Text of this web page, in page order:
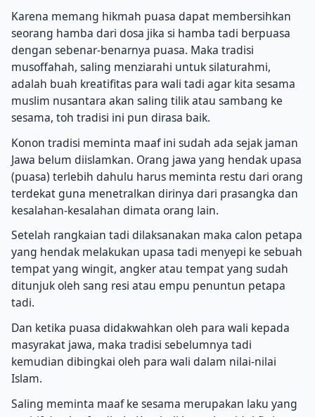
Karena memang hikmah puasa dapat membersihkan
seorang hamba dari dosa jika si hamba tadi berpuasa
dengan sebenar-benarnya puasa. Maka tradisi
musoffahah, saling menziarahi untuk silaturahmi,
adalah buah kreatifitas para wali tadi agar kita sesama
muslim nusantara akan saling tilik atau sambang ke
sesama, toh tradisi ini pun dirasa baik.
Konon tradisi meminta maaf ini sudah ada sejak jaman
Jawa belum diislamkan. Orang jawa yang hendak upasa
(puasa) terlebih dahulu harus meminta restu dari orang
terdekat guna menetralkan dirinya dari prasangka dan
kesalahan-kesalahan dimata orang lain.
Setelah rangkaian tadi dilaksanakan maka calon petapa
yang hendak melakukan upasa tadi menyepi ke sebuah
tempat yang wingit, angker atau tempat yang sudah
ditunjuk oleh sang resi atau empu penuntun petapa
tadi.
Dan ketika puasa didakwahkan oleh para wali kepada
masyrakat jawa, maka tradisi sebelumnya tadi
kemudian dibingkai oleh para wali dalam nilai-nilai
Islam.
Saling meminta maaf ke sesama merupakan laku yang